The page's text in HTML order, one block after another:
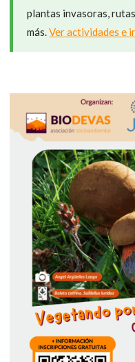
plantas invasoras,
más.Ver actividades e